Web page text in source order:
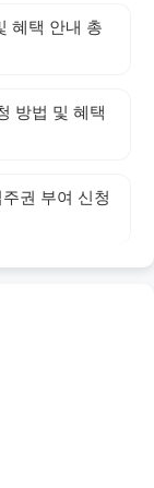
혜택 안내 총
방법 및 혜택
권 부여 신청